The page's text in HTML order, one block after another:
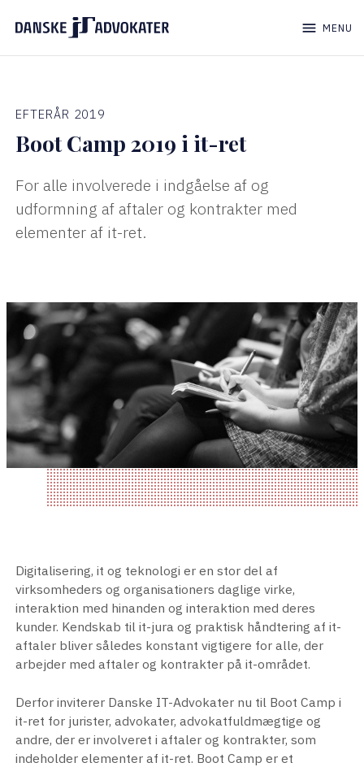
menu MENU
EFTERÅR 2019
Boot Camp 2019 i it-ret
For alle involverede i indgåelse af og
udformning af aftaler og kontrakter med
elementer af it-ret.
Digitalisering, it og teknologi er en stor del af
virksomheders og organisationers daglige virke,
interaktion med hinanden og interaktion med deres
kunder. Kendskab til it-jura og praktisk håndtering af it-
aftaler bliver således konstant vigtigere for alle, der
arbejder med aftaler og kontrakter på it-området.
Derfor inviterer Danske IT-Advokater nu til Boot Camp i
it-ret for jurister, advokater, advokatfuldmægtige og
andre, der er involveret i aftaler og kontrakter, som
indeholder elementer af it-ret. Boot Camp er et